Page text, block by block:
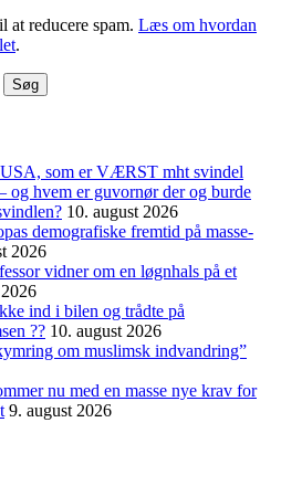
at reducere spam. Læs om hvordan
.
USA, som er VÆRST mht svindel
og hvem er guvornør der og burde
10. august 2026
demo­grafiske frem­tid på masse­
2026
vidner om en løgnhals på et
ind i bilen og trådte på
?? 10. august 2026
om muslimsk indvandring”
nu med en masse nye krav for
9. august 2026